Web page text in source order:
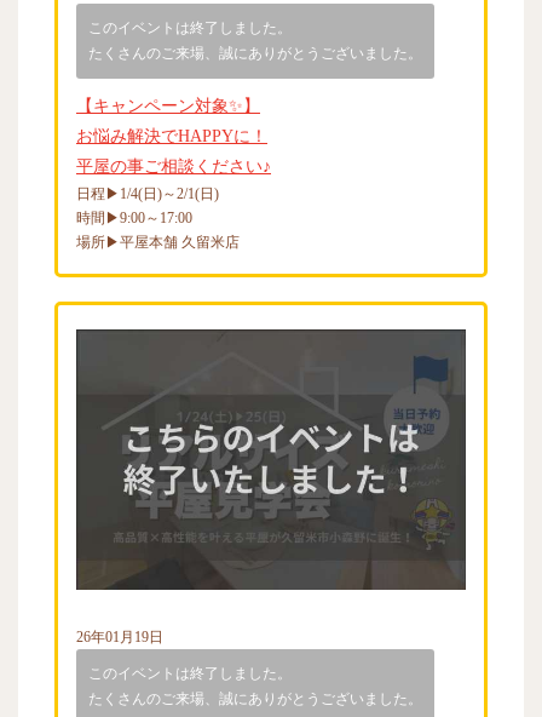
このイベントは終了しました。
たくさんのご来場、誠にありがとうございました。
【キャンペーン対象✨】
お悩み解決でHAPPYに！
平屋の事ご相談ください♪
日程▶1/4(日)～2/1(日)
時間▶9:00～17:00
場所▶平屋本舗 久留米店
26年01月19日
このイベントは終了しました。
たくさんのご来場、誠にありがとうございました。